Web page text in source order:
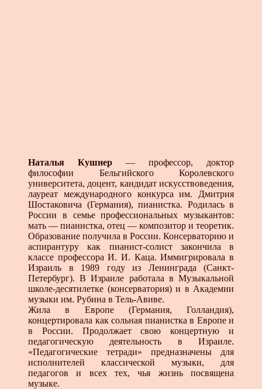
Наталья Кушнер — профессор, доктор
философии Бельгийского Королевского
университета, доцент, кандидат искусствоведения,
лауреат международного конкурса им. Дмитрия
Шостаковича (Германия), пианистка. Родилась в
России в семье профессиональных музыкантов:
мать — пианистка, отец — композитор и теоретик.
Образование получила в России. Консерваторию и
аспирантуру как пианист-солист закончила в
классе профессора И. И. Каца. Иммигрировала в
Израиль в 1989 году из Ленинграда (Санкт-
Петербург). В Израиле работала в Музыкальной
школе-десятилетке (консерватория) и в Академии
музыки им. Рубина в Тель-Авиве.
Жила в Европе (Германия, Голландия),
концертировала как сольная пианистка в Европе и
в России. Продолжает свою концертную и
педагогическую деятельность в Израиле.
«Педагогические тетради» предназначены для
исполнителей классической музыки, для
педагогов и всех тех, чья жизнь посвящена
музыке.